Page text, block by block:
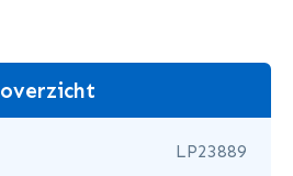
overzicht
LP23889